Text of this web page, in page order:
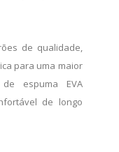
de qualidade,
para uma maior
espuma EVA
de longo